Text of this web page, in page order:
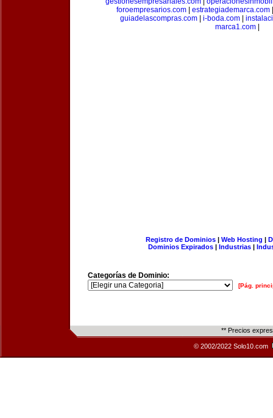
foroempresarios.com| estrategiademarca.com
guiadelascompras.com
i-boda.com
marca1.com|
Registro de Dominios| Web Hosting |
Dominios Expirados | Industrias |
Categorías de Dominio:
[Pág.
** Precios
© 2002/2022 Solo10.com